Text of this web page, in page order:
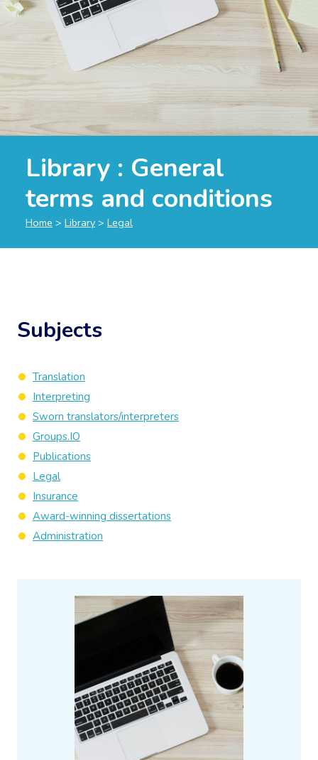
Library : General
terms and conditions
Home > Library > Legal
Subjects
Translation
Interpreting
Sworn translators/interpreters
Groups.IO
Publications
Legal
Insurance
Award-winning dissertations
Administration